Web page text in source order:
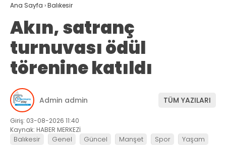
Ana Sayfa ›Balıkesir
Akın, satranç
turnuvası ödül
törenine katıldı
Admin admin TÜM YAZILARI
Giriş: 03-08-2026 11:40
Kaynak: HABER MERKEZİ
Balıkesir Genel Güncel Manşet Spor Yaşam